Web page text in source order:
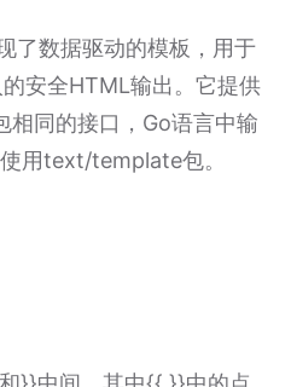
了数据驱动的模板，用于
安全HTML输出。它提供
同的接口，Go语言中输
用text/template包。